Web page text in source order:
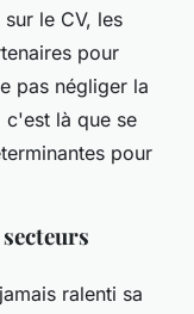
le CV, les
pour
pas négliger la
c'est là que se
pour
ralenti sa